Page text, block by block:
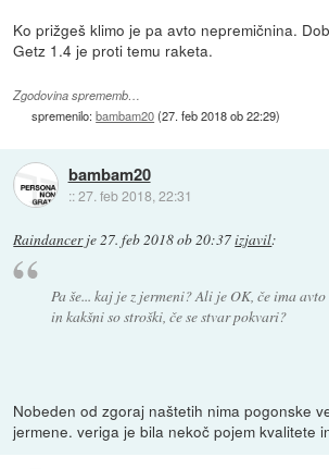
Ko prižgeš klimo je pa avto nepremičnina.
Getz 1.4 je proti temu raketa.
Zgodovina sprememb…
spremenilo:bambam20(27. feb 2018 ob 22:29)
bambam20
::27. feb 2018, 22:31
Raindancerje27. feb 2018 ob 20:37izjavil:
Pa še... kaj je z jermeni? Ali je OK, če ima
in kakšni so stroški, če se stvar pokvari?
Nobeden od zgoraj naštetih nima pogonske
jermene. veriga je bila nekoč pojem kvalitete